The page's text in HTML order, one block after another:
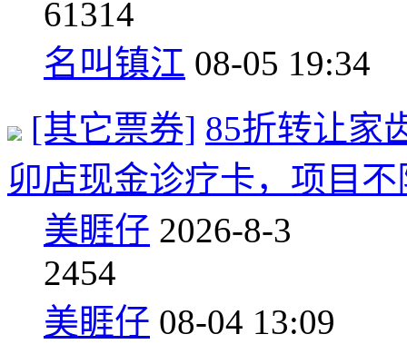
61314
名叫镇江 08-05 19:34
[其它票券] 85折转让家
卯店现金诊疗卡，项目
美睚仔 2026-8-3
2454
美睚仔 08-04 13:09